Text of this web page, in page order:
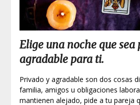
Elige una noche que sea
agradable para ti.
Privado y agradable son dos cosas
familia, amigos u obligaciones
mantienen alejado, pide a tu pareja